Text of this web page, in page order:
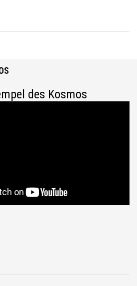
des Kosmos